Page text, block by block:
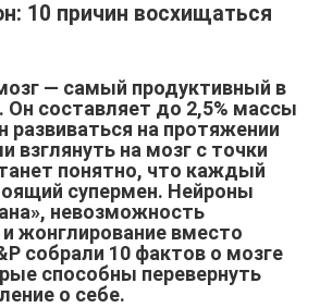
10 причин восхищаться
— самый продуктивный в
Он составляет до 2,5% массы
развиваться на протяжении
взглянуть на мозг с точки
понятно, что каждый
супермен. Нейроны
невозможность
жонглирование вместо
собрали 10 фактов о мозге
способны перевернуть
о себе.